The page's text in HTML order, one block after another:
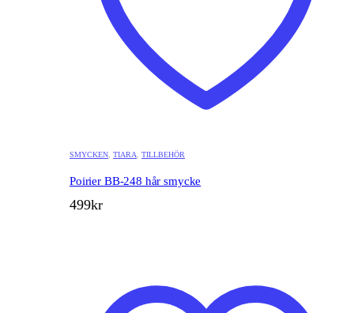
SMYCKEN TIARA TILLBEHÖR
Poirier BB-248 hår smycke
499kr